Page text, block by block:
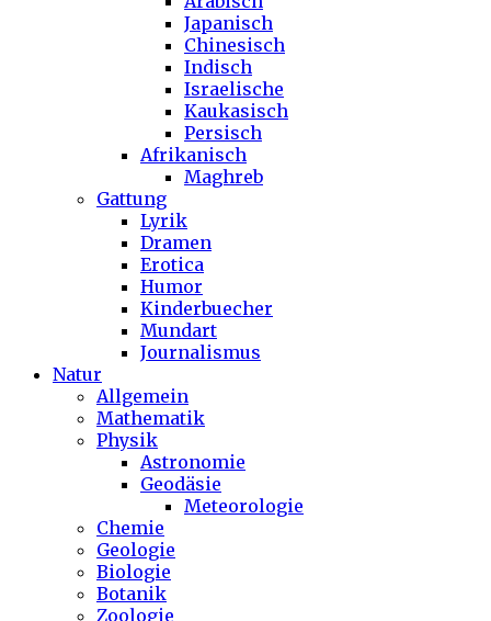
Japanisch
Chinesisch
Indisch
Israelische
Kaukasisch
Persisch
Afrikanisch
Maghreb
Gattung
Lyrik
Dramen
Erotica
Humor
Kinderbuecher
Mundart
Journalismus
Natur
Allgemein
Mathematik
Physik
Astronomie
Geodäsie
Meteorologie
Chemie
Geologie
Biologie
Botanik
Zoologie